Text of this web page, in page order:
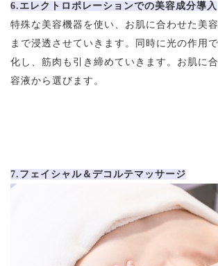
6.エレクトロポレーションでの美容成分導入
特殊な美容機器を使い、お肌に合わせた美
まで浸透させていきます。同時に光の作用
化し、筋肉も引き締めていきます。お肌に
容液から選びます。
7.フェイシャル＆デコルテマッサージ